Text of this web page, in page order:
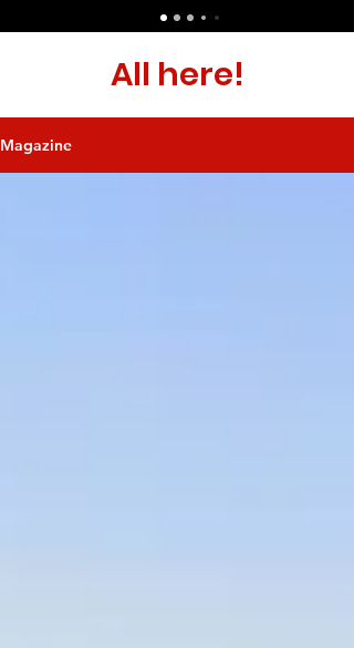
All here!
Magazine